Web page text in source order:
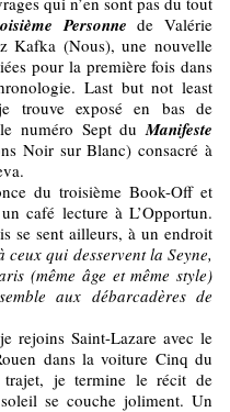
Personne de Valérie
Kafka (Nous), une nouvelle
pour la première fois dans
Last but not least
trouve exposé en bas de
numéro Sept duManifeste
Noir sur Blanc) consacré à
du troisième Book-Off et
café lecture à L’Opportun.
se sent ailleurs, à un endroit
qui desservent la Seyne,
(même âge et même style)
aux débarcadères de
rejoins Saint-Lazare avec le
dans la voiture Cinq du
trajet, je termine le récit de
se couche joliment. Un